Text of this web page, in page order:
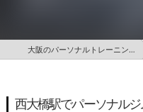
大阪のパーソナルトレーニングはLISIGN
西大橋駅でパーソナル